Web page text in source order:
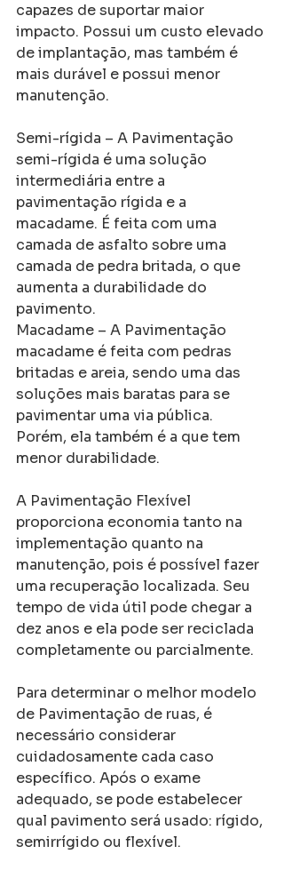
capazes de suportar maior
impacto. Possui um custo elevado
de implantação, mas também é
mais durável e possui menor
manutenção.
Semi-rígida – A Pavimentação
semi-rígida é uma solução
intermediária entre a
pavimentação rígida e a
macadame. É feita com uma
camada de asfalto sobre uma
camada de pedra britada, o que
aumenta a durabilidade do
pavimento.
Macadame – A Pavimentação
macadame é feita com pedras
britadas e areia, sendo uma das
soluções mais baratas para se
pavimentar uma via pública.
Porém, ela também é a que tem
menor durabilidade.
A Pavimentação Flexível
proporciona economia tanto na
implementação quanto na
manutenção, pois é possível fazer
uma recuperação localizada. Seu
tempo de vida útil pode chegar a
dez anos e ela pode ser reciclada
completamente ou parcialmente.
Para determinar o melhor modelo
de Pavimentação de ruas, é
necessário considerar
cuidadosamente cada caso
específico. Após o exame
adequado, se pode estabelecer
qual pavimento será usado: rígido,
semirrígido ou flexível.